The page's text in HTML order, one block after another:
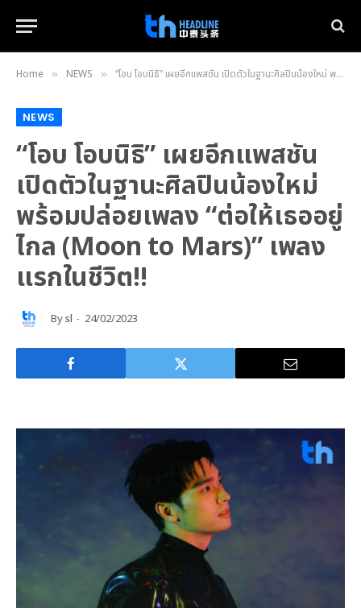
Home » NEWS » “โอบ โอบนิธิ” เผยอีกแพสชัน เปิดตัวในฐานะศิลปินน้องใหม่ พร้อมปล่อยเพลง “ต่อให้เธออยู่ไกล (Moon to Mars)” เพลงแรกในชีวิต!!
NEWS
“โอบ โอบนิธิ” เผยอีกแพสชัน
เปิดตัวในฐานะศิลปินน้องใหม่
พร้อมปล่อยเพลง “ต่อให้เธออยู่
ไกล (Moon to Mars)” เพลง
แรกในชีวิต!!
Bysl 24/02/2023